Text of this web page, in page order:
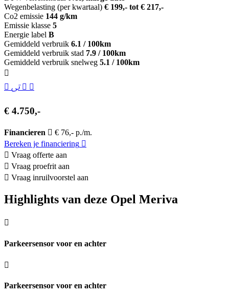
Wegenbelasting (per kwartaal) € 199,- tot € 217,-
Co2 emissie 144 g/km
Emissie klasse 5
Energie label B
Gemiddeld verbruik 6.1 / 100km
Gemiddeld verbruik stad 7.9 / 100km
Gemiddeld verbruik snelweg 5.1 / 100km
€ 4.750,-
Financieren
€ 76,- p./m.
Bereken je financiering
Vraag offerte aan
Vraag proefrit aan
Vraag inruilvoorstel aan
Highlights van deze Opel Meriva
Parkeersensor voor en achter
Parkeersensor voor en achter